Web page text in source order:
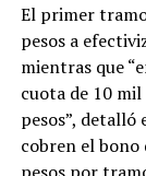
El primer
pesos a
mientras que
cuota de 10
pesos”, detalló
cobren el bono